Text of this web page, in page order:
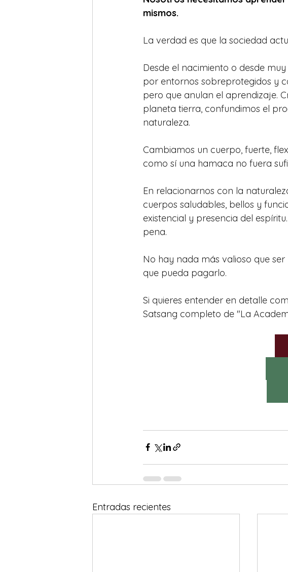
mismos.
La verdad es que la sociedad
Desde el nacimiento o desde
por entornos sobreprotegidos y
pero que anulan el aprendizaje.
planeta tierra, confundimos el
naturaleza.
Cambiamos un cuerpo, fuerte,
como sí una hamaca no fuera
En relacionarnos con la
cuerpos saludables, bellos y
existencial y presencia del
pena.
No hay nada más valioso que
que pueda pagarlo.
Si quieres entender en detalle
Satsang completo de "La
Entradas recientes